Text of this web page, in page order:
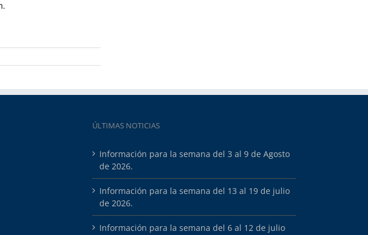
ÚLTIMAS NOTICIAS
Información para la semana del 3 al 9 de Agosto
de 2026.
Información para la semana del 13 al 19 de julio
de 2026.
Información para la semana del 6 al 12 de julio